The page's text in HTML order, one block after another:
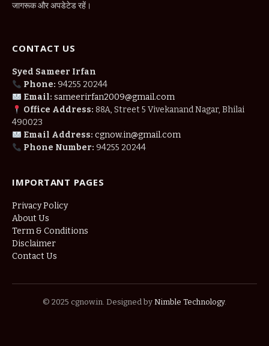
जागरूक और अपडेटेड रहें।
CONTACT US
Syed Sameer Irfan
Phone: 94255 20244
Email: sameerirfan2009@gmail.com
Office Address: 88A, Street 5 Vivekanand Nagar, Bhilai
490023
Email Address: cgnow.in@gmail.com
Phone Number: 94255 20244
IMPORTANT PAGES
Privacy Policy
About Us
Term & Conditions
Disclaimer
Contact Us
© 2025 cgnow.in. Designed by Nimble Technology.